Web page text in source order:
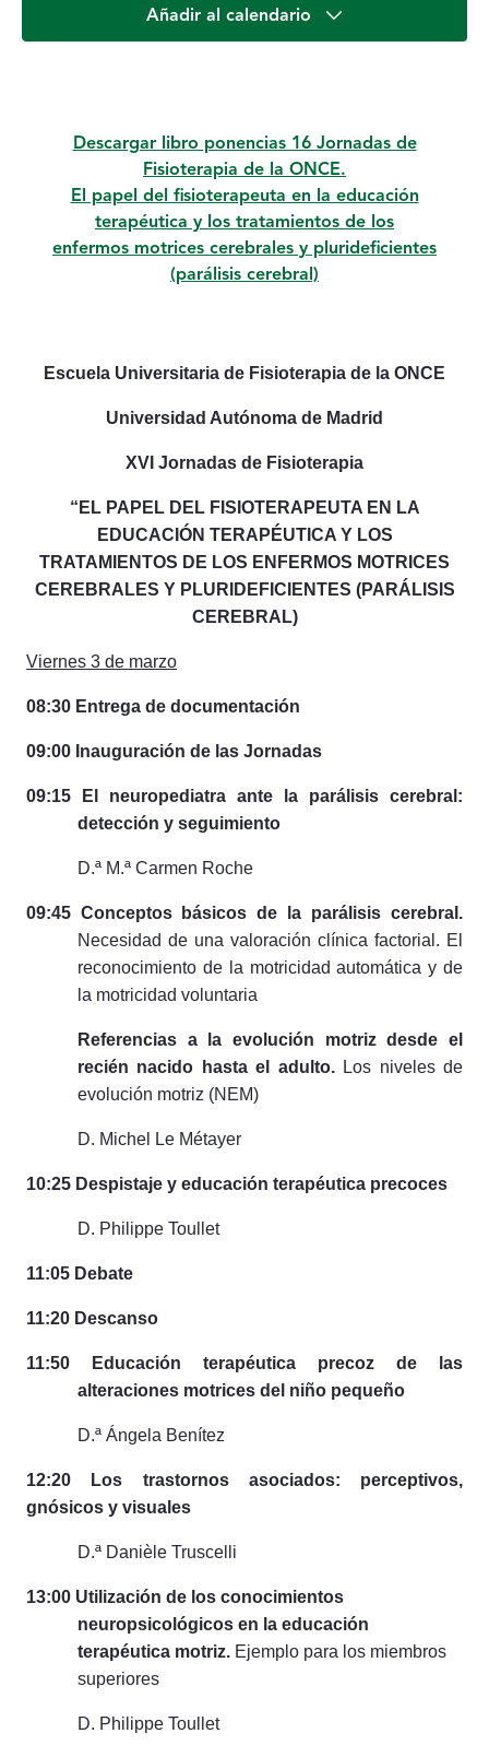
Añadir al calendario
Descargar libro ponencias 16 Jornadas de
Fisioterapia de la ONCE.
El papel del fisioterapeuta en la educación
terapéutica y los tratamientos de los
enfermos motrices cerebrales y plurideficientes
(parálisis cerebral)
Escuela Universitaria de Fisioterapia de la ONCE
Universidad Autónoma de Madrid
XVI Jornadas de Fisioterapia
“EL PAPEL DEL FISIOTERAPEUTA EN LA
EDUCACIÓN TERAPÉUTICA Y LOS
TRATAMIENTOS DE LOS ENFERMOS MOTRICES
CEREBRALES Y PLURIDEFICIENTES (PARÁLISIS
CEREBRAL)
Viernes 3 de marzo
08:30 Entrega de documentación
09:00 Inauguración de las Jornadas
09:15 El neuropediatra ante la parálisis cerebral:
detección y seguimiento
D.ª M.ª Carmen Roche
09:45 Conceptos básicos de la parálisis cerebral.
Necesidad de una valoración clínica factorial. El
reconocimiento de la motricidad automática y de
la motricidad voluntaria
Referencias a la evolución motriz desde el
recién nacido hasta el adulto.Los niveles de
evolución motriz (NEM)
D. Michel Le Métayer
10:25 Despistaje y educación terapéutica precoces
D. Philippe Toullet
11:05 Debate
11:20 Descanso
11:50 Educación terapéutica precoz de las
alteraciones motrices del niño pequeño
D.ª Ángela Benítez
12:20 Los trastornos asociados: perceptivos,
gnósicos y visuales
D.ª Danièle Truscelli
13:00 Utilización de los conocimientos
neuropsicológicos en la educación
terapéutica motriz. Ejemplo para los miembros
superiores
D. Philippe Toullet